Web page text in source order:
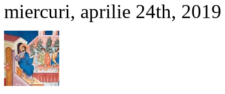
miercuri, aprilie 24th, 2019